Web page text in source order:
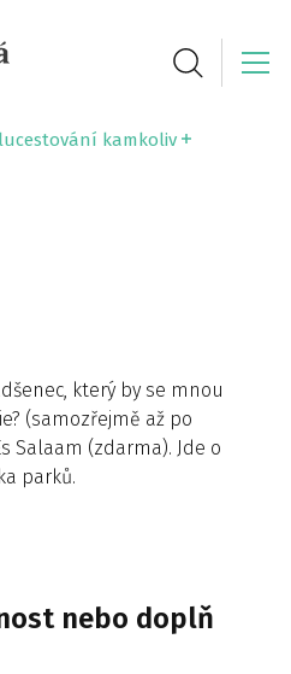
kamkoliv
který by se mnou
(samozřejmě až po
Salaam (zdarma). Jde o
parků.
nebo doplň